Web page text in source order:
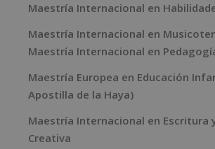
Maestría Internacional en
Maestría Internacional en
Maestría Internacional en
Maestría Europea en Educación
Apostilla de la Haya)
Maestría Internacional en Escritura
Creativa